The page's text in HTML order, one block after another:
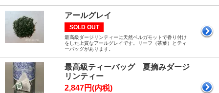
アールグレイ
SOLD OUT
最高級ダージリンティーに天然ベルガモットで香り付け
をした上質なアールグレイです。リーフ（茶葉）とティ
ーバッグがあります。
最高級ティーバッグ 夏摘みダージ
リンティー
2,847円(内税)